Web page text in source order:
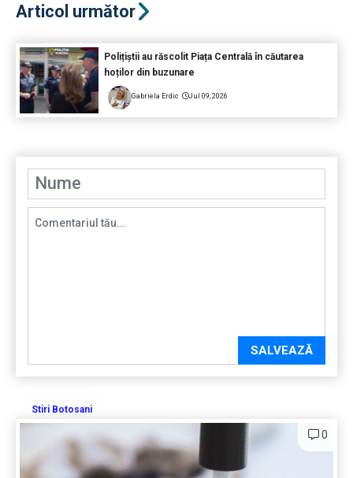
Articol următor
Polițiștii au răscolit Piața Centrală în căutarea
hoților din buzunare
Gabriela Erdic Jul 09, 2026
SALVEAZĂ
Stiri Botosani
0